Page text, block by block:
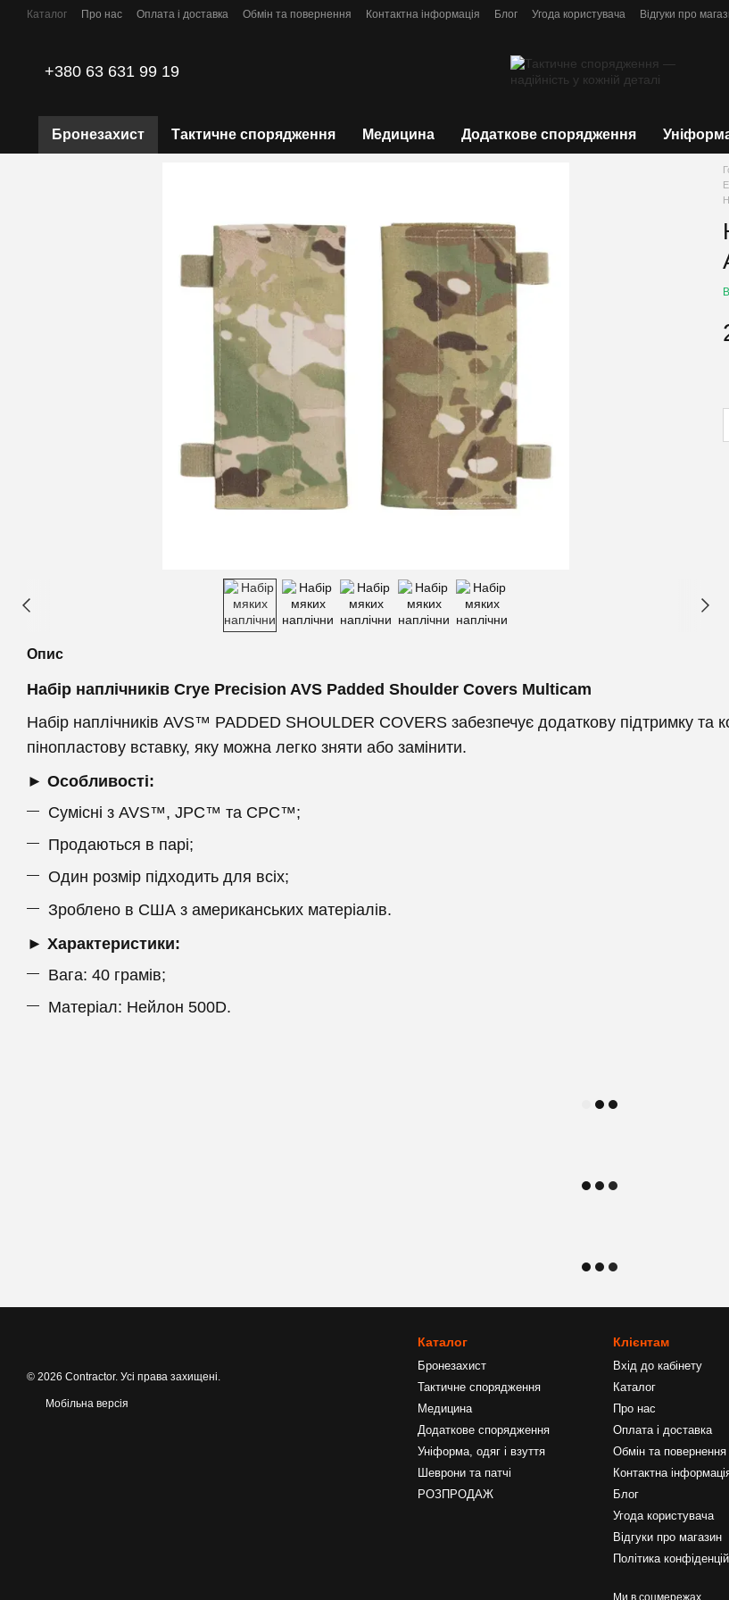
Перейти до основного контенту
Каталог Про нас Оплата і доставка Обмін та повернення Контактна інформація Блог Угода користувача
Відгуки про
+380 63 631 99 19
Бронезахист Тактичне спорядження Медицина Додаткове спорядження
Опис
Набір наплічників Crye Precision AVS Padded Shoulder Covers Multicam
Набір наплічників AVS™ PADDED SHOULDER COVERS забезпечує додаткову підтримку
пінопластову вставку, яку можна легко зняти або замінити.
► Особливості:
Сумісні з AVS™, JPC™ та CPC™;
Продаються в парі;
Один розмір підходить для всіх;
Зроблено в США з американських матеріалів.
► Характеристики:
Вага: 40 грамів;
Матеріал: Нейлон 500D.
© 2026 Contractor. Усі права захищені.
Мобільна версія
Каталог
Бронезахист
Тактичне спорядження
Медицина
Додаткове спорядження
Уніформа, одяг і взуття
Шеврони та патчі
РОЗПРОДАЖ
Клієнтам
Вхід до кабінету
Каталог
Про нас
Оплата і доставка
Обмін та повернення
Контактна
Блог
Угода користувача
Відгуки про магазин
Політика
Ми в соцмережах